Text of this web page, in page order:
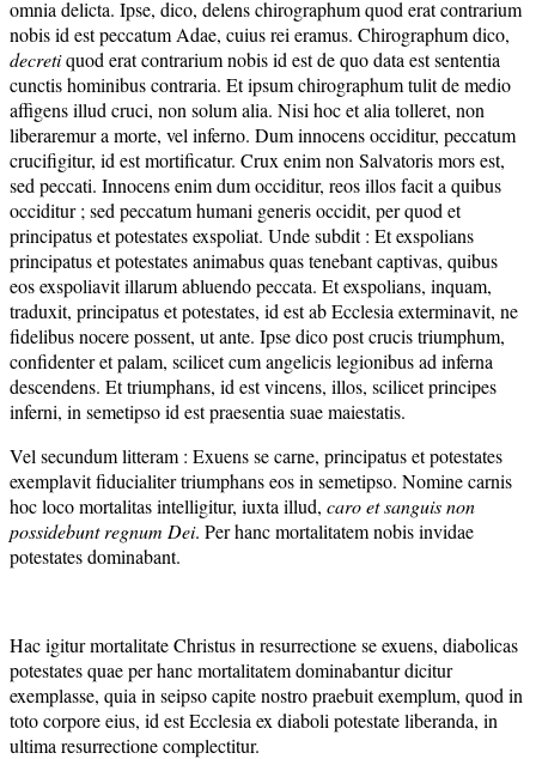
omnia delicta. Ipse, dico, delens chirographum quod erat contrarium
nobis id est peccatum Adae, cuius rei eramus. Chirographum dico,
decretiquod erat contrarium nobis id est de quo data est sententia
cunctis hominibus contraria. Et ipsum chirographum tulit de medio
affigens illud cruci, non solum alia. Nisi hoc et alia tolleret, non
liberaremur a morte, vel inferno. Dum innocens occiditur, peccatum
crucifigitur, id est mortificatur. Crux enim non Salvatoris mors est,
sed peccati. Innocens enim dum occiditur, reos illos facit a quibus
occiditur ; sed peccatum humani generis occidit, per quod et
principatus et potestates exspoliat. Unde subdit : Et exspolians
principatus et potestates animabus quas tenebant captivas, quibus
eos exspoliavit illarum abluendo peccata. Et exspolians, inquam,
traduxit, principatus et potestates, id est ab Ecclesia exterminavit, ne
fidelibus nocere possent, ut ante. Ipse dico post crucis triumphum,
confidenter et palam, scilicet cum angelicis legionibus ad inferna
descendens. Et triumphans, id est vincens, illos, scilicet principes
inferni, in semetipso id est praesentia suae maiestatis.
Vel secundum litteram : Exuens se carne, principatus et potestates
exemplavit fiducialiter triumphans eos in semetipso. Nomine carnis
hoc loco mortalitas intelligitur, iuxta illud, caro et sanguis non
possidebunt regnum Dei. Per hanc mortalitatem nobis invidae
potestates dominabant.
Hac igitur mortalitate Christus in resurrectione se exuens, diabolicas
potestates quae per hanc mortalitatem dominabantur dicitur
exemplasse, quia in seipso capite nostro praebuit exemplum, quod in
toto corpore eius, id est Ecclesia ex diaboli potestate liberanda, in
ultima resurrectione complectitur.